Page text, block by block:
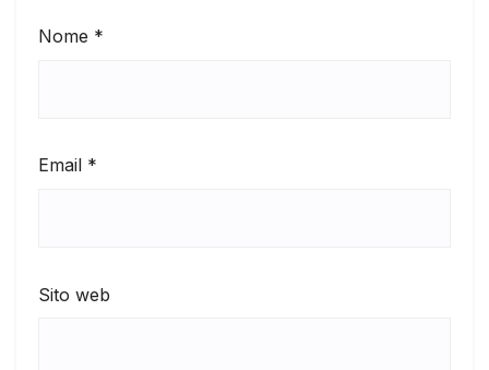
Nome *
Email *
Sito web